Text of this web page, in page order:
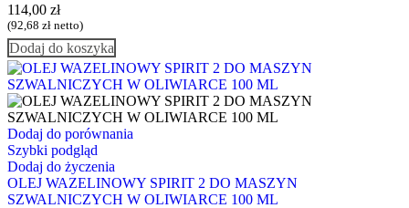
114,00 zł
(92,68 zł netto)
Dodaj do koszyka
Dodaj do porównania
Szybki podgląd
Dodaj do życzenia
OLEJ WAZELINOWY SPIRIT 2 DO MASZYN
SZWALNICZYCH W OLIWIARCE 100 ML